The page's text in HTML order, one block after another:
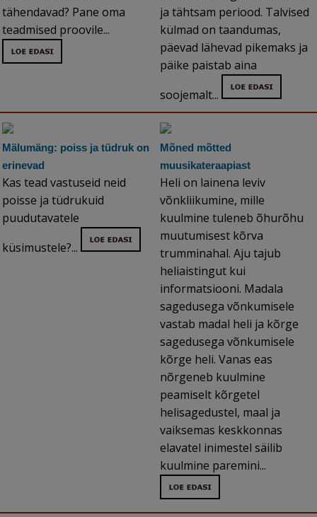
tähendavad? Pane oma
teadmised proovile...
ja tähtsam periood. Talvised
külmad on taandumas,
päevad lähevad pikemaks ja
päike paistab aina
soojemalt...
Mälumäng: poiss ja tüdruk on
erinevad
Kas tead vastuseid neid
poisse ja tüdrukuid
puudutavatele
küsimustele?...
Mõned mõtted
muusikateraapiast
Heli on lainena leviv
võnkliikumine, mille
kuulmine tuleneb õhurõhu
muutumisest kõrva
trumminahal. Aju tajub
heliaistingut kui
informatsiooni. Madala
sagedusega võnkumisele
vastab madal heli ja kõrge
sagedusega võnkumisele
kõrge heli. Vanas eas
nõrgeneb kuulmine
peamiselt kõrgetel
helisagedustel, maal ja
vaiksemas keskkonnas
elavatel inimestel säilib
kuulmine paremini...